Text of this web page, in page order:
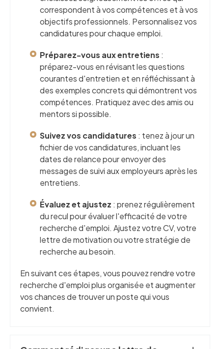
correspondent à vos compétences et à vos
objectifs professionnels. Personnalisez vos
candidatures pour chaque emploi.
Préparez-vous aux entretiens :
préparez-vous en révisant les questions
courantes d'entretien et en réfléchissant à
des exemples concrets qui démontrent vos
compétences. Pratiquez avec des amis ou
mentors si possible.
Suivez vos candidatures : tenez à jour un
fichier de vos candidatures, incluant les
dates de relance pour envoyer des
messages de suivi aux employeurs après les
entretiens.
Évaluez et ajustez : prenez régulièrement
du recul pour évaluer l'efficacité de votre
recherche d'emploi. Ajustez votre CV, votre
lettre de motivation ou votre stratégie de
recherche au besoin.
En suivant ces étapes, vous pouvez rendre votre
recherche d'emploi plus organisée et augmenter
vos chances de trouver un poste qui vous
convient.